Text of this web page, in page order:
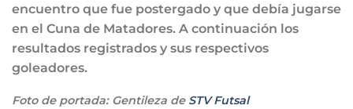
encuentro que fue postergado y que debía jugarse
en el Cuna de Matadores. A continuación los
resultados registrados y sus respectivos
goleadores.
Foto de portada: Gentileza de STV Futsal